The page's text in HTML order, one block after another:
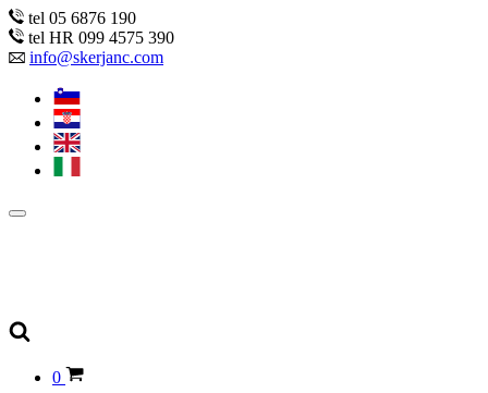
tel 05 6876 190
tel HR 099 4575 390
info@skerjanc.com
0